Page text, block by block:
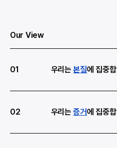
Our View
01 우리는본질에 집중
(Gap)을 말합니다. 이
크기 만큼 임팩트도 확
02 우리는증거에 집중